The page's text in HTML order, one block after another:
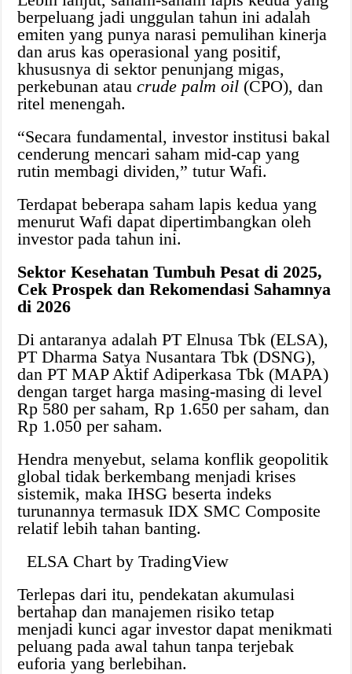
berpeluang jadi unggulan tahun ini adalah
emiten yang punya narasi pemulihan kinerja
dan arus kas operasional yang positif,
khususnya di sektor penunjang migas,
perkebunan ataucrude palm oil (CPO), dan
ritel menengah.
“Secara fundamental, investor institusi bakal
cenderung mencari saham mid-cap yang
rutin membagi dividen,” tutur Wafi.
Terdapat beberapa saham lapis kedua yang
menurut Wafi dapat dipertimbangkan oleh
investor pada tahun ini.
Sektor Kesehatan Tumbuh Pesat di 2025,
Cek Prospek dan Rekomendasi Sahamnya
di 2026
Di antaranya adalah PT Elnusa Tbk (ELSA),
PT Dharma Satya Nusantara Tbk (DSNG),
dan PT MAP Aktif Adiperkasa Tbk (MAPA)
dengan target harga masing-masing di level
Rp 580 per saham, Rp 1.650 per saham, dan
Rp 1.050 per saham.
Hendra menyebut, selama konflik geopolitik
global tidak berkembang menjadi krises
sistemik, maka IHSG beserta indeks
turunannya termasuk IDX SMC Composite
relatif lebih tahan banting.
ELSA Chart by TradingView
Terlepas dari itu, pendekatan akumulasi
bertahap dan manajemen risiko tetap
menjadi kunci agar investor dapat menikmati
peluang pada awal tahun tanpa terjebak
euforia yang berlebihan.